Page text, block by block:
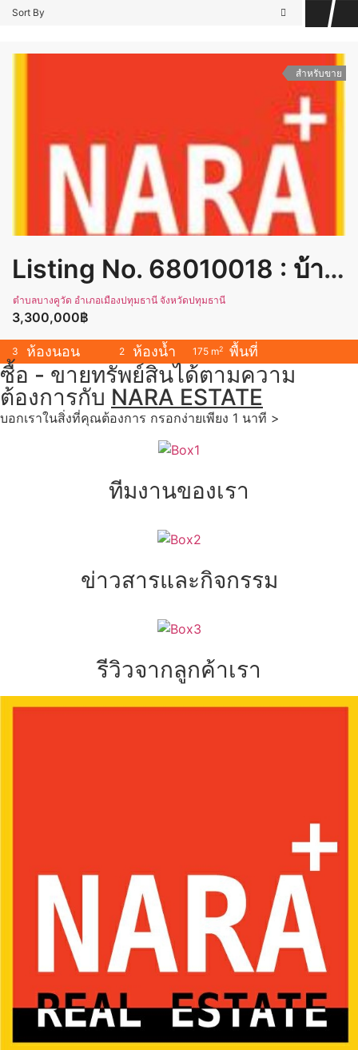
Sort By
สำหรับขาย
Listing No. 68010018 : บ้านเดี่ยว 2 ชั้น ที่ดิน 50 ตร.ว. หมู่บ้านฮาบิเทีย ราชพฤกษ์ โครงคุณภาพเครือแสนสิริ ติดถนนสาย 345 บางคูวัด ปทุมธานี บ้านสวย คุ้มค่า น่าอยู่
ตำบลบางคูวัด อำเภอเมืองปทุมธานี จังหวัดปทุมธานี
3,300,000฿
3 ห้องนอน 2 ห้องน้ำ 175 m2 พื้นที่
ซื้อ - ขายทรัพย์สินได้ตามความ
ต้องการกับ NARA ESTATE
บอกเราในสิ่งที่คุณต้องการ กรอกง่ายเพียง 1 นาที >
ทีมงานของเรา
ข่าวสารและกิจกรรม
รีวิวจากลูกค้าเรา